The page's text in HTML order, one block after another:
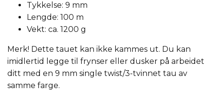
Tykkelse: 9 mm
Lengde: 100 m
Vekt: ca. 1200 g
Merk! Dette tauet kan ikke kammes ut. Du kan
imidlertid legge til frynser eller dusker på arbeidet
ditt med en 9 mm single twist/3-tvinnet tau av
samme farge.